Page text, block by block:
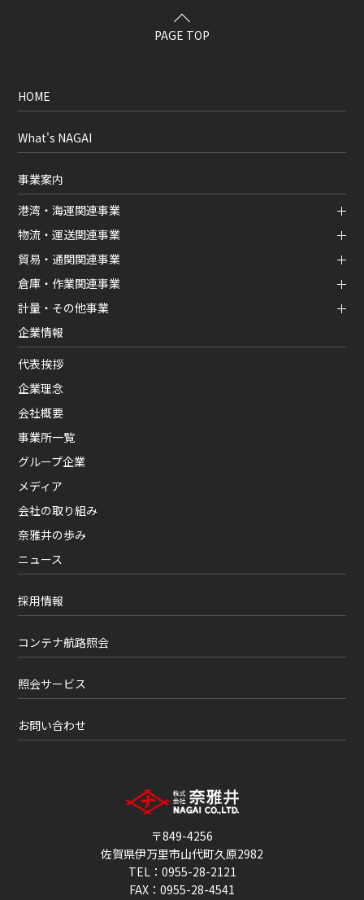
PAGE TOP
HOME
What's NAGAI
事業案内
港湾・海運関連事業
物流・運送関連事業
貿易・通関関連事業
倉庫・作業関連事業
計量・その他事業
企業情報
代表挨拶
企業理念
会社概要
事業所一覧
グループ企業
メディア
会社の取り組み
奈雅井の歩み
ニュース
採用情報
コンテナ航路照会
照会サービス
お問い合わせ
〒849-4256
佐賀県伊万里市山代町久原2982
TEL：0955-28-2121
FAX：0955-28-4541